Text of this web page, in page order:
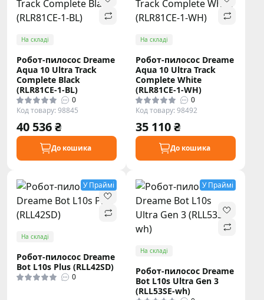
На складі
Робот-пилосос Dreame
Aqua 10 Ultra Track
Complete Black
(RLR81CE-1-BL)
0
Код товару: 98845
40 536 ₴
До кошика
На складі
Робот-пилосос Dreame
Aqua 10 Ultra Track
Complete White
(RLR81CE-1-WH)
0
Код товару: 98492
35 110 ₴
До кошика
У Праймі
На складі
Робот-пилосос Dreame
Bot L10s Plus (RLL42SD)
0
У Праймі
На складі
Робот-пилосос Dreame
Bot L10s Ultra Gen 3
(RLL53SE-wh)